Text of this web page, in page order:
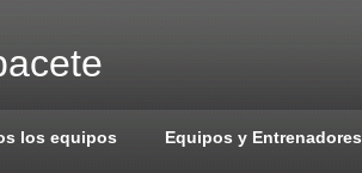
los equipos Equipos y Entrenadores